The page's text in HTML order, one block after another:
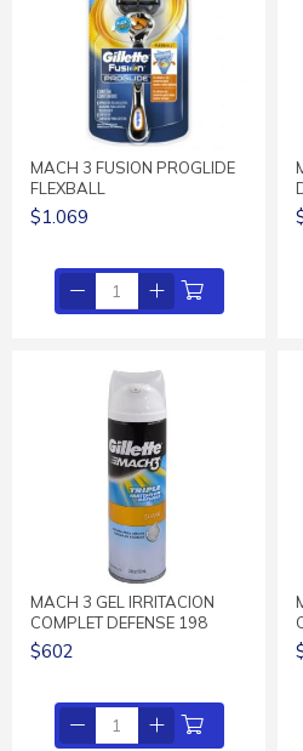
MACH 3 FUSION PROGLIDE
FLEXBALL
$1.069
MACH 3 GEL IRRITACION
COMPLET DEFENSE 198
$602